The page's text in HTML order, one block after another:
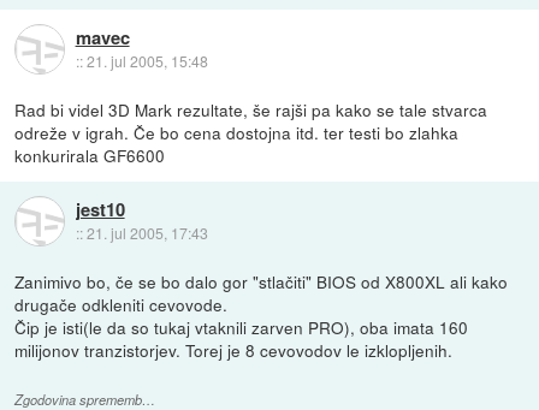
mavec
::21. jul 2005, 15:48
Rad bi videl 3D Mark rezultate, še rajši pa kako se tale stvarca
odreže v igrah. Če bo cena dostojna itd. ter testi bo zlahka
konkurirala GF6600
jest10
::21. jul 2005, 17:43
Zanimivo bo, če se bo dalo gor "stlačiti" BIOS od X800XL ali kako
drugače odkleniti cevovode.
Čip je isti(le da so tukaj vtaknili zarven PRO), oba imata 160
milijonov tranzistorjev. Torej je 8 cevovodov le izklopljenih.
Zgodovina sprememb…